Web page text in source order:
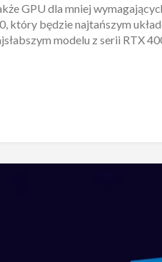
GPU dla mniej
który będzie najtańszym
modelu z serii RTX